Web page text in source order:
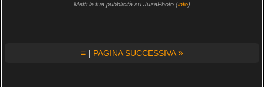
Metti la tua pubblicità su JuzaPhoto (info)
≡ | PAGINA SUCCESSIVA»